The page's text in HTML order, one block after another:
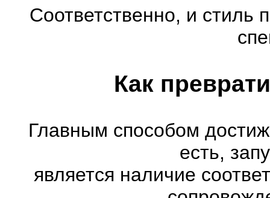
Соответственно, и стиль
Как
Главным способом
есть,
является наличие